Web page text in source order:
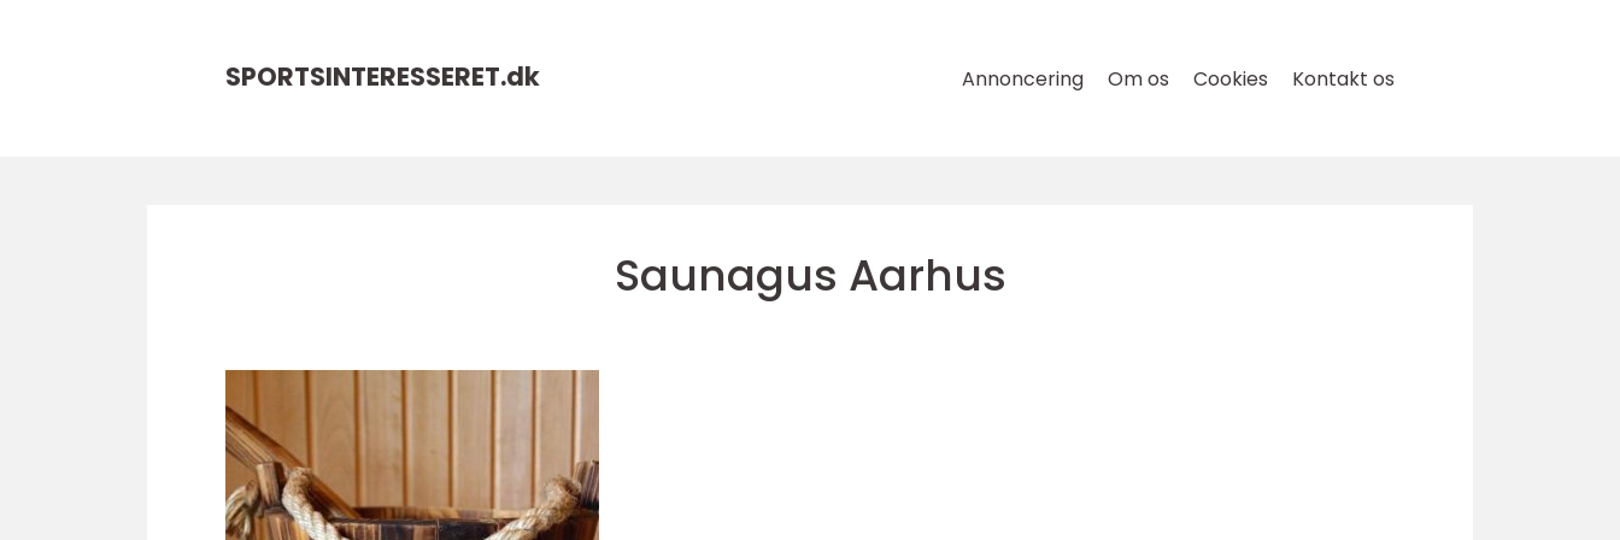
SPORTSINTERESSERET.dk Annoncering Om os Cookies Kontakt os
Saunagus Aarhus